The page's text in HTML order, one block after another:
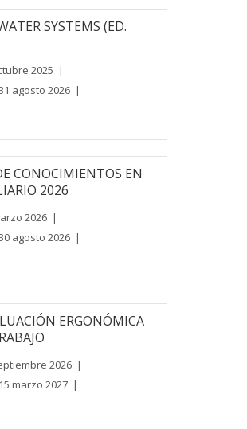
SYSTEMS (ED.
2025 |
agosto 2026 |
CONOCIMIENTOS EN
2026
2026 |
agosto 2026 |
ERGONÓMICA
2026 |
marzo 2027 |